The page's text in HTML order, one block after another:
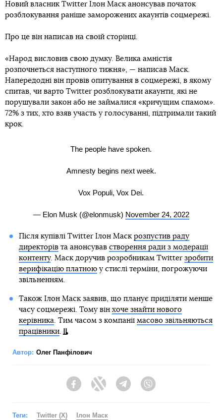
Новий власник Twitter Ілон Маск анонсував початок
розблокування раніше заморожених акаунтів соцмережі.
Про це він написав на своїй сторінці.
«Народ висловив свою думку. Велика амністія
розпочнеться наступного тижня», — написав Маск.
Напередодні він провів опитування в соцмережі, в якому
спитав, чи варто Twitter розблокувати акаунти, які не
порушували закон або не займалися «кричущим спамом».
72% з тих, хто взяв участь у голосуванні, підтримали такий
крок.
The people have spoken.
Amnesty begins next week.
Vox Populi, Vox Dei.
— Elon Musk (@elonmusk) November 24, 2022
Після купівлі Twitter Ілон Маск розпустив раду
директорівта анонсував створення ради з модерації
контенту. Маск доручив розробникам Twitter зробити
верифікацію платноюу стислі терміни, погрожуючи
звільненням.
Також Ілон Маск заявив, що планує приділяти менше
часу соцмережі. Тому він хоче знайти нового
керівника. Тим часом з компанії масово звільняються
працівники.
Автор: Олег Панфілович
FacebookTwitter Telegram
Теги: Twitter (X) Ілон Маск